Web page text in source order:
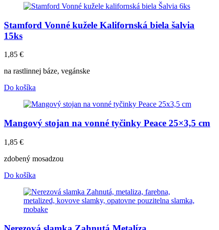
Stamford Vonné kužele Kalifornská biela šalvia
15ks
1,85 €
na rastlinnej báze, vegánske
Do košíka
Mangový stojan na vonné tyčinky Peace 25×3,5 cm
1,85 €
zdobený mosadzou
Do košíka